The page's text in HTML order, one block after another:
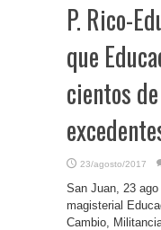
P. Rico-
que
cientos
23/agosto/2017
San Juan, 23
magisterial
Cambio,